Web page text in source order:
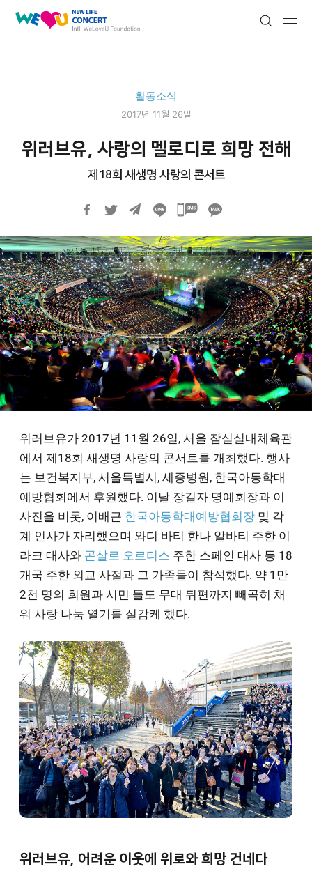
의
콘
트
Search
Submit Submit
활동소식
2017년 11월 26일
위러브유, 사랑의 멜로디로 희망 전해
제18회 새생명 사랑의 콘서트
카
오
톡
공
유
하
기
위러브유가 2017년 11월 26일, 서울 잠실실내체육관
에서 제18회 새생명 사랑의 콘서트를 개최했다. 행사
는 보건복지부, 서울특별시, 세종병원, 한국아동학대
예방협회에서 후원했다. 이날 장길자 명예회장과 이
사진을 비롯, 이배근 한국아동학대예방협회장 및 각
계 인사가 자리했으며 와디 바티 한나 알바티 주한 이
라크 대사와 곤살로 오르티스 주한 스페인 대사 등 18
개국 주한 외교 사절과 그 가족들이 참석했다. 약 1만
2천 명의 회원과 시민 들도 무대 뒤편까지 빼곡히 채
워 사랑 나눔 열기를 실감케 했다.
위러브유, 어려운 이웃에 위로와 희망 건네다